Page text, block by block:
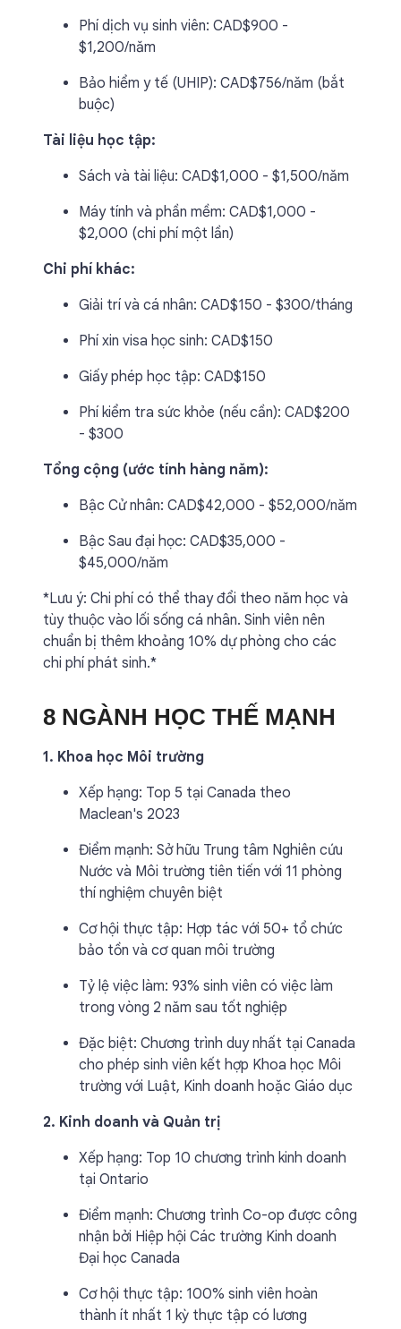
Phí dịch vụ sinh viên: CAD$900 -
$1,200/năm
Bảo hiểm y tế (UHIP): CAD$756/năm (bắt
buộc)
Tài liệu học tập:
Sách và tài liệu: CAD$1,000 - $1,500/năm
Máy tính và phần mềm: CAD$1,000 -
$2,000 (chi phí một lần)
Chi phí khác:
Giải trí và cá nhân: CAD$150 - $300/tháng
Phí xin visa học sinh: CAD$150
Giấy phép học tập: CAD$150
Phí kiểm tra sức khỏe (nếu cần): CAD$200
- $300
Tổng cộng (ước tính hàng năm):
Bậc Cử nhân: CAD$42,000 - $52,000/năm
Bậc Sau đại học: CAD$35,000 -
$45,000/năm
*Lưu ý: Chi phí có thể thay đổi theo năm học và
tùy thuộc vào lối sống cá nhân. Sinh viên nên
chuẩn bị thêm khoảng 10% dự phòng cho các
chi phí phát sinh.*
8 NGÀNH HỌC THẾ MẠNH
1. Khoa học Môi trường
Xếp hạng: Top 5 tại Canada theo
Maclean's 2023
Điểm mạnh: Sở hữu Trung tâm Nghiên cứu
Nước và Môi trường tiên tiến với 11 phòng
thí nghiệm chuyên biệt
Cơ hội thực tập: Hợp tác với 50+ tổ chức
bảo tồn và cơ quan môi trường
Tỷ lệ việc làm: 93% sinh viên có việc làm
trong vòng 2 năm sau tốt nghiệp
Đặc biệt: Chương trình duy nhất tại Canada
cho phép sinh viên kết hợp Khoa học Môi
trường với Luật, Kinh doanh hoặc Giáo dục
2. Kinh doanh và Quản trị
Xếp hạng: Top 10 chương trình kinh doanh
tại Ontario
Điểm mạnh: Chương trình Co-op được công
nhận bởi Hiệp hội Các trường Kinh doanh
Đại học Canada
Cơ hội thực tập: 100% sinh viên hoàn
thành ít nhất 1 kỳ thực tập có lương